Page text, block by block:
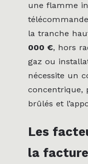
une flamme
la tranche
000 €, hors
gaz ou
nécessite un
concentrique,
brûlés et
Les
la